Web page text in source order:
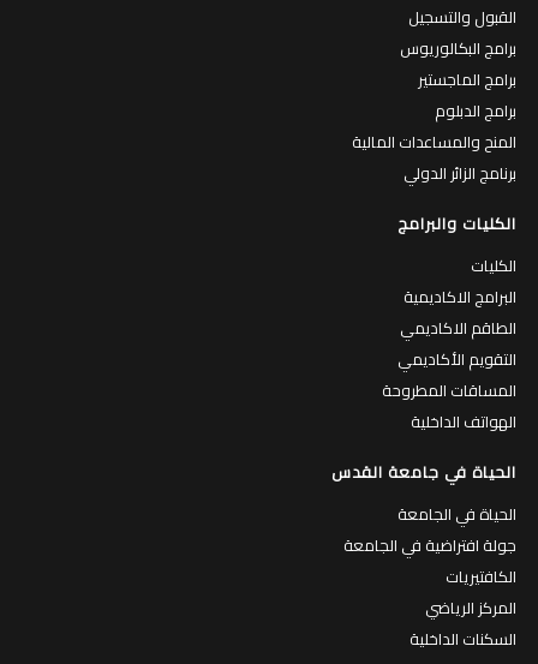
القبول والتسجيل
برامج البكالوريوس
برامج الماجستير
برامج الدبلوم
المنح والمساعدات المالية
برنامج الزائر الدولي
الكليات والبرامج
الكليات
البرامج الاكاديمية
الطاقم الاكاديمي
التقويم الأكاديمي
المساقات المطروحة
الهواتف الداخلية
الحياة في جامعة القدس
الحياة في الجامعة
جولة افتراضية في الجامعة
الكافتيريات
المركز الرياضي
السكنات الداخلية